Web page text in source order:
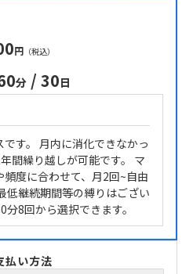
円 （税込）
分 / 30日
す。 月内に消化できなかっ
間繰り越しが可能です。 マ
度に合わせて、月2回~自由
低継続期間等の縛りはござい
8回から選択できます。
払い方法